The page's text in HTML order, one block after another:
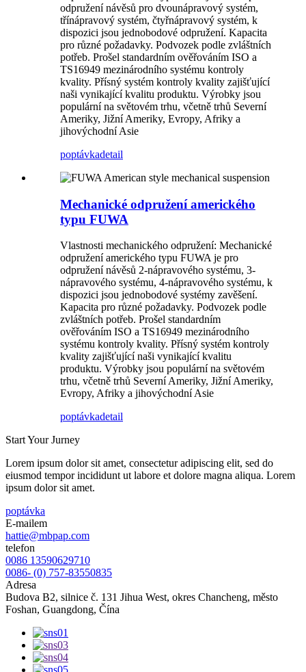
odpružení návěsů pro dvounápravový systém,
třínápravový systém, čtyřnápravový systém, k
dispozici jsou jednobodové odpružení. Kapacita
pro různé požadavky. Podvozek podle zvláštních
potřeb. Prošel standardním ověřováním ISO a
TS16949 mezinárodního systému kontroly
kvality. Přísný systém kontroly kvality zajišťující
naši vynikající kvalitu produktu. Výrobky jsou
populární na světovém trhu, včetně trhů Severní
Ameriky, Jižní Ameriky, Evropy, Afriky a
jihovýchodní Asie
poptávkadetail
Mechanické odpružení amerického
typu FUWA
Vlastnosti mechanického odpružení: Mechanické
odpružení amerického typu FUWA je pro
odpružení návěsů 2-nápravového systému, 3-
nápravového systému, 4-nápravového systému, k
dispozici jsou jednobodové systémy zavěšení.
Kapacita pro různé požadavky. Podvozek podle
zvláštních potřeb. Prošel standardním
ověřováním ISO a TS16949 mezinárodního
systému kontroly kvality. Přísný systém kontroly
kvality zajišťující naši vynikající kvalitu
produktu. Výrobky jsou populární na světovém
trhu, včetně trhů Severní Ameriky, Jižní Ameriky,
Evropy, Afriky a jihovýchodní Asie
poptávkadetail
Start Your Jurney
Lorem ipsum dolor sit amet, consectetur adipiscing elit, sed do
eiusmod tempor incididunt ut labore et dolore magna aliqua. Lorem
ipsum dolor sit amet.
poptávka
E-mailem
hattie@mbpap.com
telefon
0086 13590629710
0086- (0) 757-83550835
Adresa
Budova B2, silnice č. 131 Jihua West, okres Chancheng, město
Foshan, Guangdong, Čína